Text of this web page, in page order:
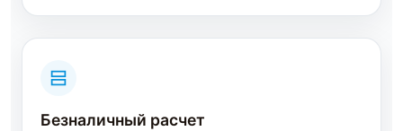
Безналичный расчет